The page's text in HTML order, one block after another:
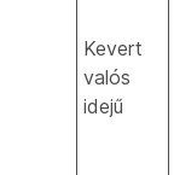
Kevert
valós
idejű